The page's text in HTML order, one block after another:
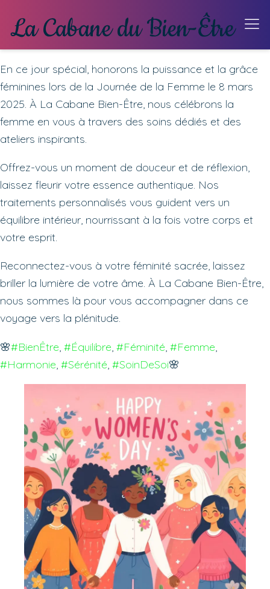
En ce jour spécial, honorons la puissance et la grâce
féminines lors de la Journée de la Femme le 8 mars
2025. À La Cabane Bien-Être, nous célébrons la
femme en vous à travers des soins dédiés et des
ateliers inspirants.
Offrez-vous un moment de douceur et de réflexion,
laissez fleurir votre essence authentique. Nos
traitements personnalisés vous guident vers un
équilibre intérieur, nourrissant à la fois votre corps et
votre esprit.
Reconnectez-vous à votre féminité sacrée, laissez
briller la lumière de votre âme. À La Cabane Bien-Être,
nous sommes là pour vous accompagner dans ce
voyage vers la plénitude.
🌸#BienÊtre, #Équilibre, #Féminité, #Femme
#Harmonie, #Sérénité, #SoinDeSoi🌸